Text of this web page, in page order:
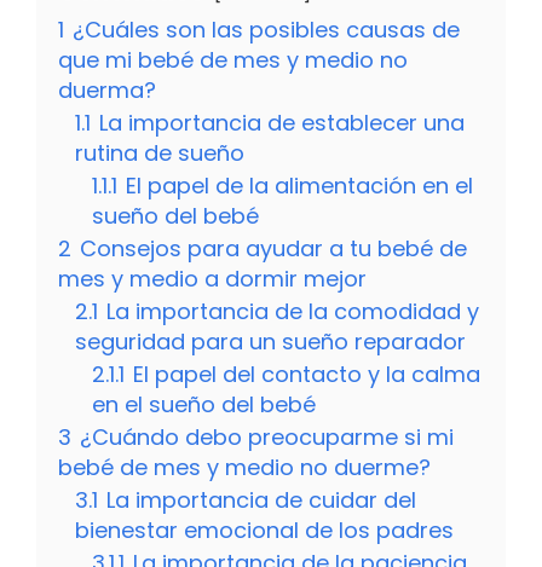
1 ¿Cuáles son las posibles causas de
que mi bebé de mes y medio no
duerma?
1.1 La importancia de establecer una
rutina de sueño
1.1.1 El papel de la alimentación en el
sueño del bebé
2 Consejos para ayudar a tu bebé de
mes y medio a dormir mejor
2.1 La importancia de la comodidad y
seguridad para un sueño reparador
2.1.1 El papel del contacto y la calma
en el sueño del bebé
3 ¿Cuándo debo preocuparme si mi
bebé de mes y medio no duerme?
3.1 La importancia de cuidar del
bienestar emocional de los padres